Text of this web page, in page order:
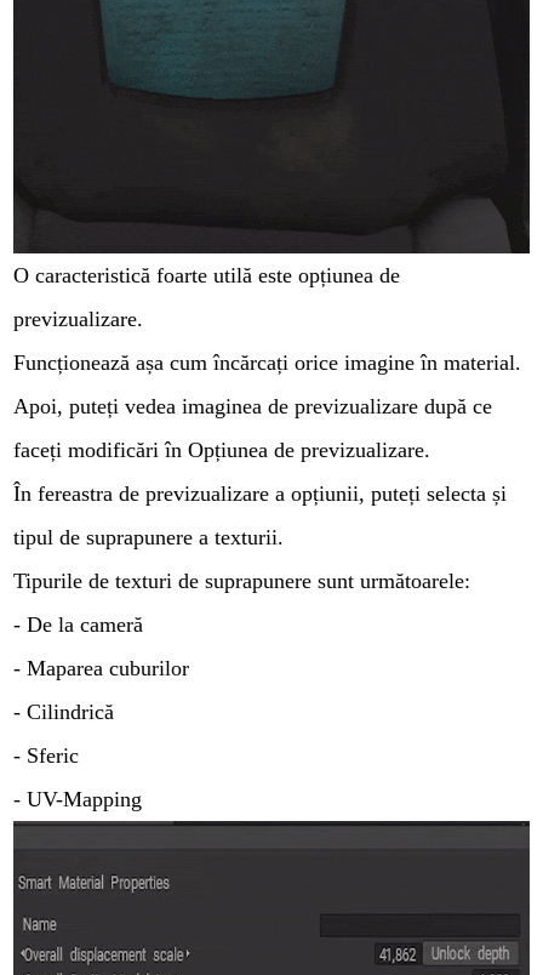
O caracteristică foarte utilă este opțiunea de
previzualizare.
Funcționează așa cum încărcați orice imagine în material.
Apoi, puteți vedea imaginea de previzualizare după ce
faceți modificări în Opțiunea de previzualizare.
În fereastra de previzualizare a opțiunii, puteți selecta și
tipul de suprapunere a texturii.
Tipurile de texturi de suprapunere sunt următoarele:
- De la cameră
- Maparea cuburilor
- Cilindrică
- Sferic
- UV-Mapping